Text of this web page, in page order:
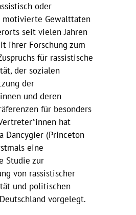
oder
motivierte Gewalttaten
seit vielen Jahren
ihrer Forschung zum
für rassistische
der sozialen
der
und deren
für besonders
hat
Dancygier (Princeton
eine
Studie zur
von rassistischer
und politischen
vorgelegt.